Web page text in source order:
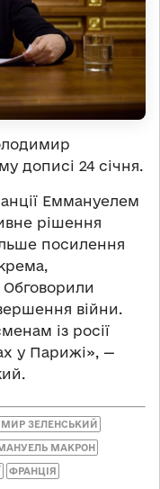
дописі 24 січня.
Еммануелем
рішення
посилення
війни.
із росії
у Парижі», —
ЗЕЛЕНСЬКИЙ
МАКРОН
ФРАНЦІЯ